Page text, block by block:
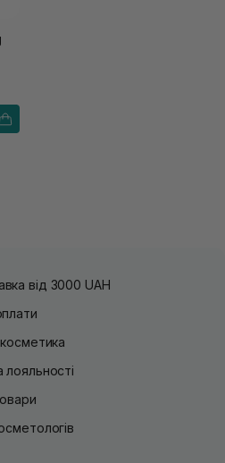
від 3000 UAH
косметика
лояльності